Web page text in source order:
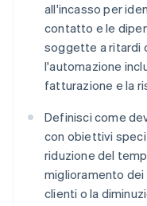
all'incasso per
contatto e le
soggette a ritardi
l'automazione
fatturazione e la
Definisci come
con obiettivi
riduzione del
miglioramento
clienti o la